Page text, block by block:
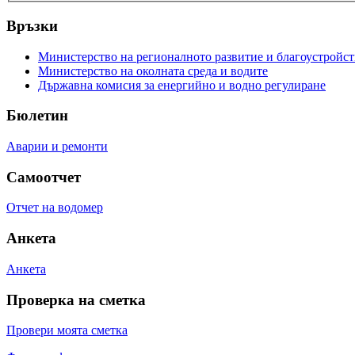
Връзки
Министерство на регионалното развитие и
Министерство на околната среда и водите
Държавна комисия за енергийно и водно регулиране
Бюлетин
Аварии и ремонти
Самоотчет
Отчет на водомер
Анкета
Анкета
Проверка на сметка
Провери моята сметка